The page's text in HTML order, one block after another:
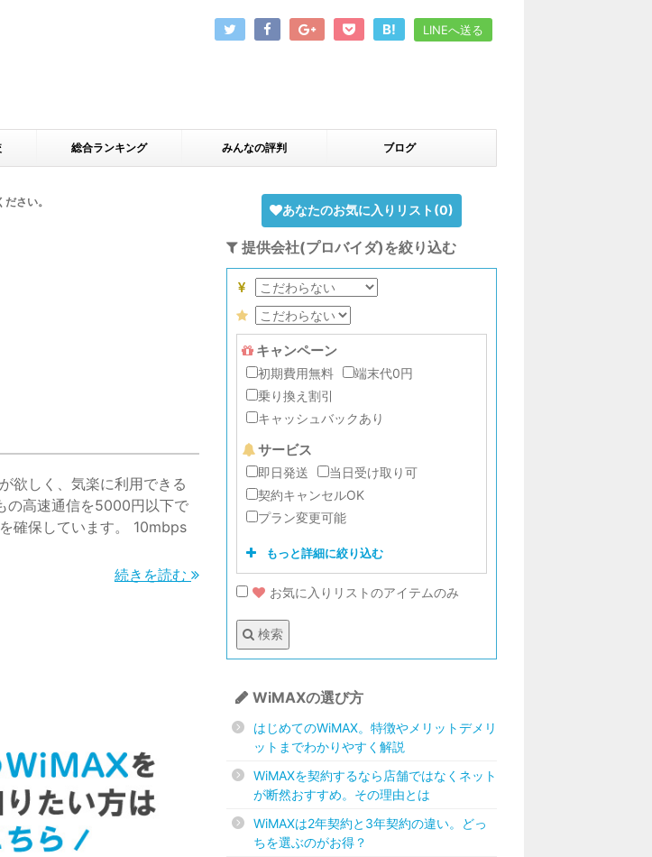
B! LINEへ送る
総合ランキング みんなの評判 ブログ
さい。
欲しく、気楽に利用できる
の高速通信を5000円以下で
確保しています。 10mbps
続きを読む
あなたのお気に入りリスト(0)
提供会社(プロバイダ)を絞り込む
キャンペーン
初期費用無料
端末代0円
乗り換え割引
キャッシュバックあり
サービス
即日発送
当日受け取り可
契約キャンセルOK
プラン変更可能
もっと詳細に絞り込む
口座振替 クレジットカード
2年 3年 4年
無制限
WiMAX2＋ LTE
お気に入りリストのアイテムのみ
検索
WiMAXの選び方
はじめてのWiMAX。特徴やメリットデメリ
ットまでわかりやすく解説
WiMAXを契約するなら店舗ではなくネット
が断然おすすめ。その理由とは
WiMAXは2年契約と3年契約の違い。どっ
ちを選ぶのがお得？